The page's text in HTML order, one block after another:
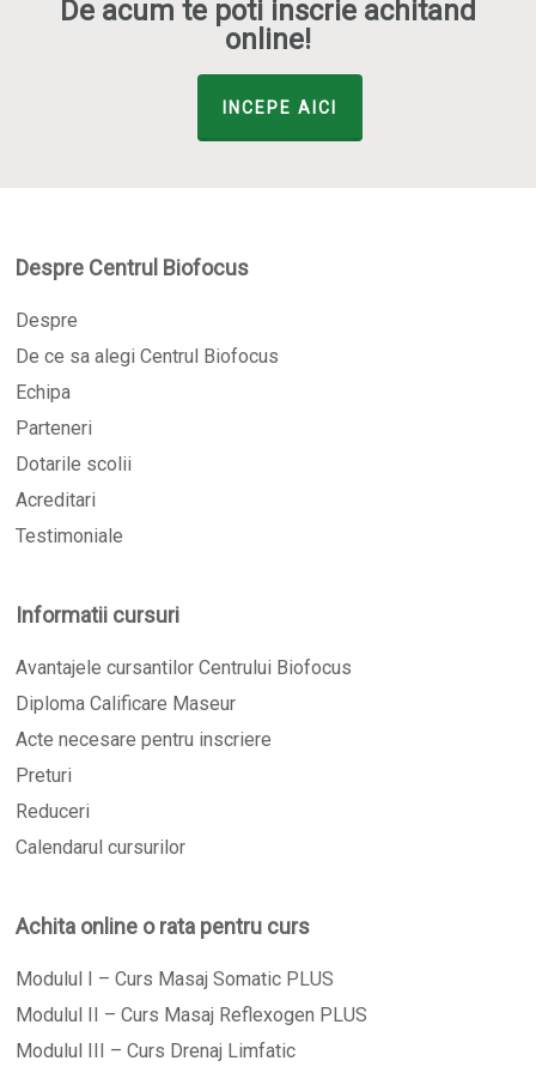
De acum te poti inscrie achitand
online!
INCEPE AICI
Despre Centrul Biofocus
Despre
De ce sa alegi Centrul Biofocus
Echipa
Parteneri
Dotarile scolii
Acreditari
Testimoniale
Informatii cursuri
Avantajele cursantilor Centrului Biofocus
Diploma Calificare Maseur
Acte necesare pentru inscriere
Preturi
Reduceri
Calendarul cursurilor
Achita online o rata pentru curs
Modulul I – Curs Masaj Somatic PLUS
Modulul II – Curs Masaj Reflexogen PLUS
Modulul III – Curs Drenaj Limfatic